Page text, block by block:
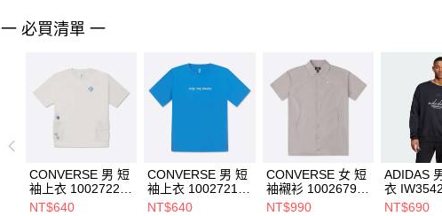
一 必買清單 一
CONVERSE 男 短
袖上衣 10027225-
A01
NT$640
CONVERSE 男 短
袖上衣 10027218-
A02
NT$640
CONVERSE 女 短
袖襯衫 10026792-
A04
NT$990
ADIDAS
衣
NT$690